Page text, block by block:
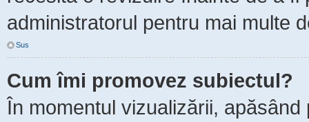
administratorul pentru mai multe
Sus
Cum îmi promovez subiectul?
În momentul vizualizării, apăsând